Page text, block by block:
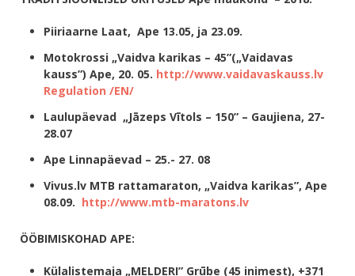
Piiriaarne Laat, Ape 13.05, ja 23.09.
Motokrossi „Vaidva karikas – 45”(„Vaidavas
kauss”) Ape, 20. 05. http://www.vaidavaskauss.lv
Regulation /EN/
Laulupäevad „Jāzeps Vītols – 150” – Gaujiena, 27-
28.07
Ape Linnapäevad – 25.- 27. 08
Vivus.lv MTB rattamaraton, „Vaidva karikas”, Ape
08.09. http://www.mtb-maratons.lv
ÖÖBIMISKOHAD APE:
Külalistemaja „MELDERI” Grūbe (45 inimest), +371